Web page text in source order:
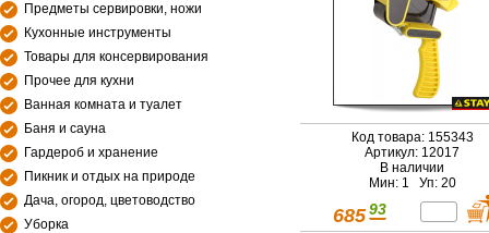
Предметы сервировки, ножи
Кухонные инструменты
Товары для консервирования
Прочее для кухни
Ванная комната и туалет
Баня и сауна
Гардероб и хранение
Пикник и отдых на природе
Дача, огород, цветоводство
Уборка
Код товара: 155343
Артикул: 12017
В наличии
Мин: 1 Уп: 20
685 93